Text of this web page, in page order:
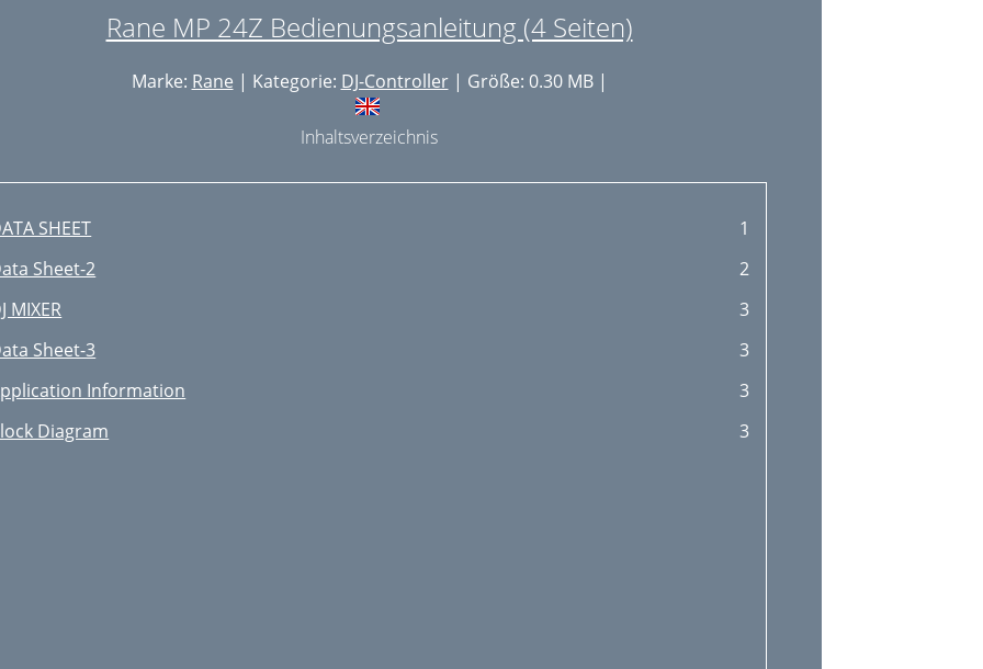
Rane MP 24Z Bedienungsanleitung (4 Seiten)
Marke: Rane | Kategorie: DJ-Controller| Größe: 0.30 MB |
Inhaltsverzeichnis
SHEET
1
Sheet-2
2
MIXER
3
Sheet-3
3
Information
3
Diagram
3